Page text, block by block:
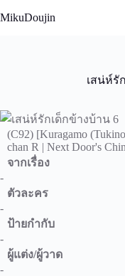
to
MikuDoujin
เสน่ห์รั
(C92) [Kuragamo
chan R | Next Door's
จากเรื่อง
-
ตัวละคร
-
ป้ายกำกับ
-
ผู้แต่ง/ผู้วาด
-